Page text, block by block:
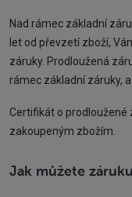
Nad rámec základní
let od převzetí zboží,
záruky. Prodloužená
rámec základní záruky,
Certifikát o prodloužené
zakoupeným zbožím.
Jak můžete